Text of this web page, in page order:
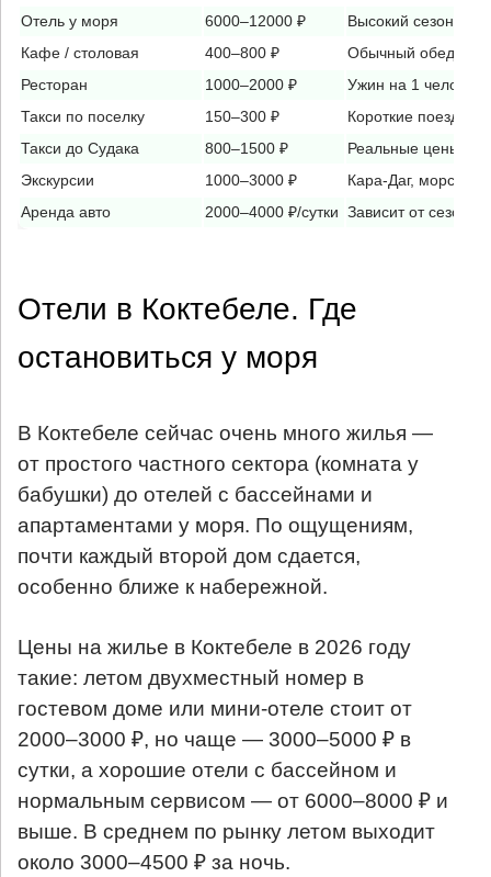
Отель у моря
6000–12000 ₽
Высокий сезон
Кафе / столовая
400–800 ₽
Обычный обед
Ресторан
1000–2000 ₽
Ужин на 1 человека
Такси по поселку
150–300 ₽
Короткие поездки
Такси до Судака
800–1500 ₽
Реальные цены
Экскурсии
1000–3000 ₽
Кара-Даг, морские
Аренда авто
2000–4000 ₽/сутки Зависит от сезона
Отели в Коктебеле. Где
остановиться у моря
В Коктебеле сейчас очень много жилья —
от простого частного сектора (комната у
бабушки) до отелей с бассейнами и
апартаментами у моря. По ощущениям,
почти каждый второй дом сдается,
особенно ближе к набережной.
Цены на жилье в Коктебеле в 2026 году
такие: летом двухместный номер в
гостевом доме или мини-отеле стоит от
2000–3000 ₽, но чаще — 3000–5000 ₽ в
сутки, а хорошие отели с бассейном и
нормальным сервисом — от 6000–8000 ₽ и
выше. В среднем по рынку летом выходит
около 3000–4500 ₽ за ночь.